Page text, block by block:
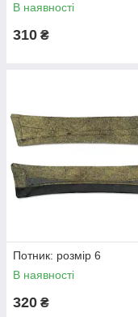
В наявності
310 ₴
Потник: розмір 6
В наявності
320 ₴